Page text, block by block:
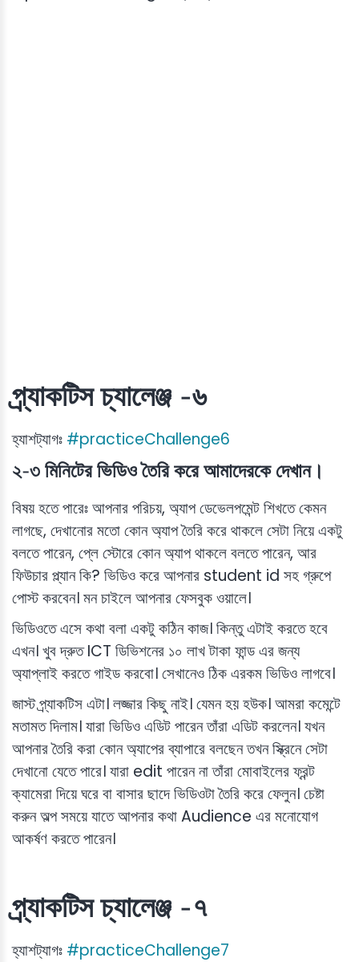
প্র্যাকটিস চ্যালেঞ্জ -৬
হ্যাশট্যাগঃ #practiceChallenge6
২-৩ মিনিটের ভিডিও তৈরি করে আমাদেরকে দেখান।
বিষয় হতে পারেঃ আপনার পরিচয়, অ্যাপ ডেভেলপমেন্ট শিখতে কেমন
লাগছে, দেখানোর মতো কোন অ্যাপ তৈরি করে থাকলে সেটা নিয়ে একটু
বলতে পারেন, প্লে স্টোরে কোন অ্যাপ থাকলে বলতে পারেন, আর
ফিউচার প্ল্যান কি? ভিডিও করে আপনার student id সহ গ্রুপে
পোস্ট করবেন। মন চাইলে আপনার ফেসবুক ওয়ালে।
ভিডিওতে এসে কথা বলা একটু কঠিন কাজ। কিন্তু এটাই করতে হবে
এখন। খুব দ্রুত ICT ডিভিশনের ১০ লাখ টাকা ফান্ড এর জন্য
অ্যাপ্লাই করতে গাইড করবো। সেখানেও ঠিক এরকম ভিডিও লাগবে।
জাস্ট প্র্যাকটিস এটা। লজ্জার কিছু নাই। যেমন হয় হউক। আমরা কমেন্টে
মতামত দিলাম। যারা ভিডিও এডিট পারেন তাঁরা এডিট করলেন। যখন
আপনার তৈরি করা কোন অ্যাপের ব্যাপারে বলছেন তখন স্ক্রিনে সেটা
দেখানো যেতে পারে। যারা edit পারেন না তাঁরা মোবাইলের ফ্রন্ট
ক্যামেরা দিয়ে ঘরে বা বাসার ছাদে ভিডিওটা তৈরি করে ফেলুন। চেষ্টা
করুন অল্প সময়ে যাতে আপনার কথা Audience এর মনোযোগ
আকর্ষণ করতে পারেন।
প্র্যাকটিস চ্যালেঞ্জ -৭
হ্যাশট্যাগঃ #practiceChallenge7